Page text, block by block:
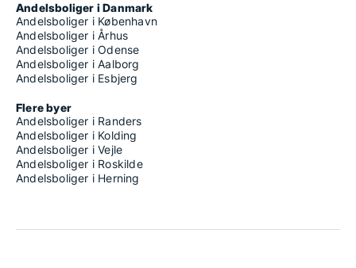
Andelsboliger i Danmark
Andelsboliger i København
Andelsboliger i Århus
Andelsboliger i Odense
Andelsboliger i Aalborg
Andelsboliger i Esbjerg
Flere byer
Andelsboliger i Randers
Andelsboliger i Kolding
Andelsboliger i Vejle
Andelsboliger i Roskilde
Andelsboliger i Herning